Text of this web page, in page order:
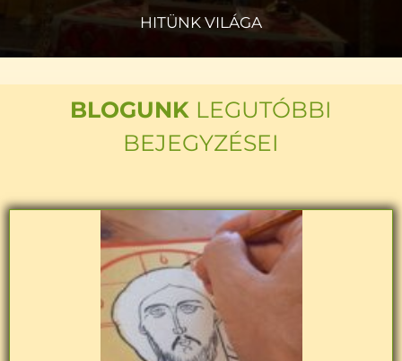
HITÜNK VILÁGA
BLOGUNK LEGUTÓBBI
BEJEGYZÉSEI